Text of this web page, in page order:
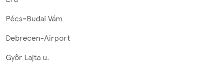
Pécs-Budai Vám
Debrecen-Airport
Győr Lajta u.